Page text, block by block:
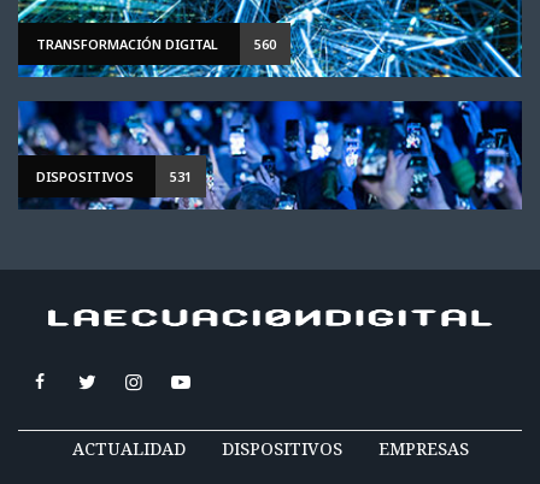
TRANSFORMACIÓN DIGITAL 560
DISPOSITIVOS 531
ACTUALIDAD DISPOSITIVOS EMPRESAS